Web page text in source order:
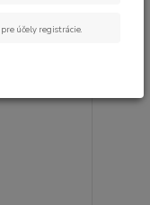
pre účely registrácie.